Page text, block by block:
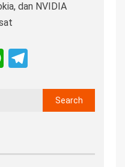
dan NVIDIA
WhatsApp